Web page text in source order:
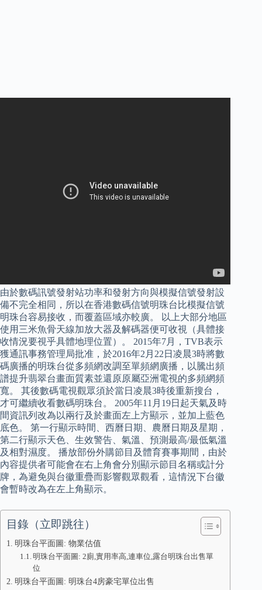
由於數碼訊號發射站功率和發射方向與模擬信號發射設
備不完全相同，所以在香港數碼信號明珠台比模擬信號
明珠台容易接收，而覆蓋區域亦較廣。 以上大部分地區
使用三米魚骨天線加放大器及解碼器便可收視（具體接
收情況要視乎具體地理位置）。 2015年7月，TVB表示
獲通訊事務管理局批准，於2016年2月22日凌晨3時將數
碼廣播的明珠台從多頻網改調至單頻網廣播，以騰出頻
譜提升翡翠台畫面質素並還原原屬亞洲電視的多頻網頻
寬。 其後數碼電視觀眾須於當日凌晨3時後重新搜台，
才可繼續收看數碼明珠台。 2005年11月19日起天氣及時
間資訊列改為以兩行及於畫面左上方顯示，並加上藍色
底色。 第一行顯示時間、西曆日期、農曆日期及星期，
第二行顯示天色、生效警告、氣溫、預測最高/最低氣溫
及相對濕度。 播放部份外購節目及體育賽事期間，由於
內容提供者可能會在右上角會分別顯示節目名稱或計分
牌，為避免與台徽重疊而影響觀眾觀看，這情況下台徽
會暫時改為在左上角顯示。
目錄（立即跳往）
明珠台平面圖: 物業估值
明珠台平面圖: 2廁,實用率高,連車位,露台明珠台出售單
位
明珠台平面圖: 明珠台4房豪宅單位出售